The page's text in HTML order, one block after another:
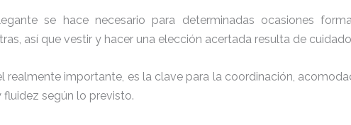
se hace necesario para determinadas ocasiones
así que vestir y hacer una elección acertada resulta de
realmente importante, es la clave para la coordinación,
según lo previsto.